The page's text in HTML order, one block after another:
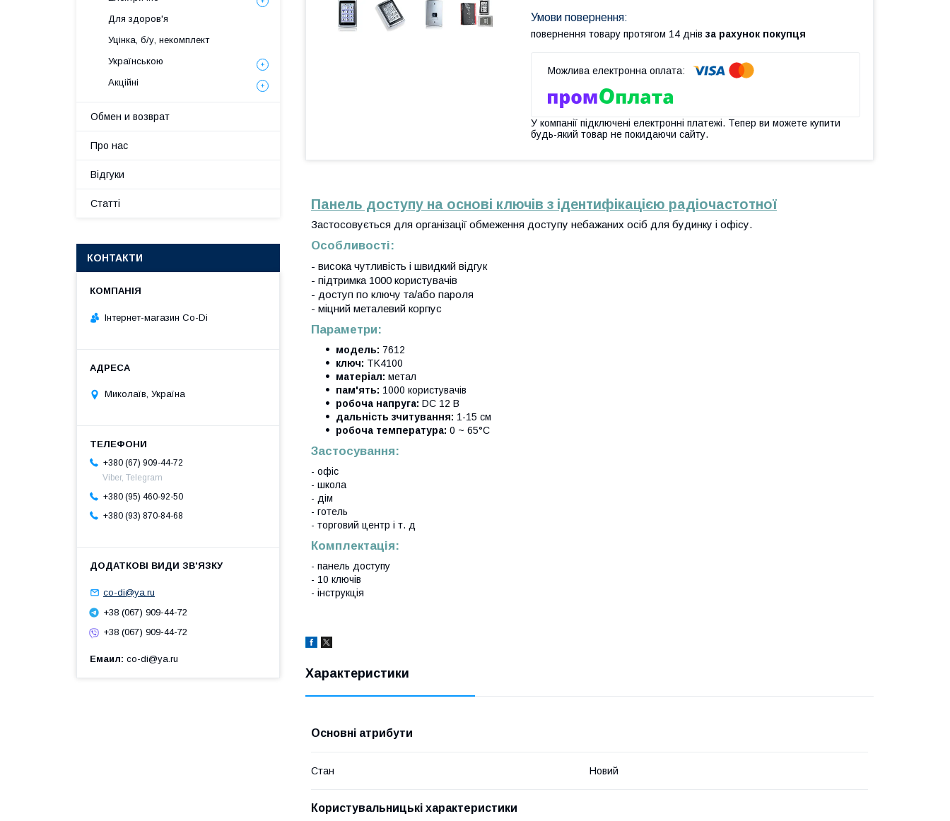
повернення товару протягом 14 днів за рахунок покупця
У компанії підключені електронні платежі. Тепер ви можете купити
будь-який товар не покидаючи сайту.
Панель доступу на основі ключів з ідентифікацією радіочастотної
Застосовується для організації обмеження доступу небажаних осіб для будинку і офісу.
Особливості:
- висока чутливість і швидкий відгук
- підтримка 1000 користувачів
- доступ по ключу та/або пароля
- міцний металевий корпус
Параметри:
модель: 7612
ключ: TK4100
матеріал: метал
пам'ять: 1000 користувачів
робоча напруга: DC 12 В
дальність зчитування: 1-15 см
робоча температура: 0 ~ 65°C
Застосування:
- офіс
- школа
- дім
- готель
- торговий центр і т. д
Комплектація:
- панель доступу
- 10 ключів
- інструкція
Характеристики
Основні атрибути
Стан Новий
Користувальницькі характеристики
Для здоров'я
Уцінка, б/у, некомплект
Українською
Акційні
Обмен и возврат
Про нас
Відгуки
Статті
КОНТАКТИ
Інтернет-магазин Co-Di
Миколаїв, Україна
+380 (67) 909-44-72
Viber, Telegram
+380 (95) 460-92-50
+380 (93) 870-84-68
co-di@ya.ru
+38 (067) 909-44-72
+38 (067) 909-44-72
Емаил co-di@ya.ru